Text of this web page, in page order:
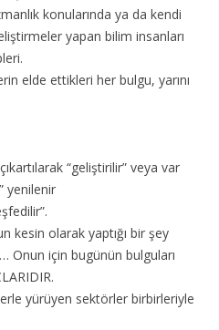
konularında ya da kendi
yapan bilim insanları
elde ettikleri her bulgu, yarını
“geliştirilir” veya var
yenilenir
kesin olarak yaptığı bir şey
Onun için bugünün bulguları
yürüyen sektörler birbirleriyle